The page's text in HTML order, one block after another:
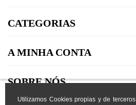
Utilizamos Cookies propias y de
CATEGORIAS
A MINHA CONTA
SOBRE NÓS